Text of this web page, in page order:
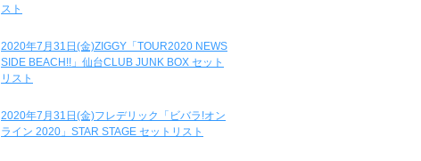
スト
2020年7月31日(金)ZIGGY「TOUR2020 NEWS
SIDE BEACH!!」仙台CLUB JUNK BOX セット
リスト
2020年7月31日(金)フレデリック「ビバラ!オン
ライン 2020」STAR STAGE セットリスト